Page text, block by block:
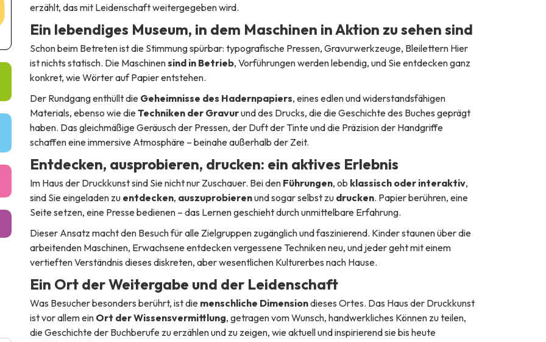
erzählt, das mit Leidenschaft weitergegeben wird.
Ein lebendiges Museum, in dem Maschinen in Aktion zu sehen sind
Schon beim Betreten ist die Stimmung spürbar: typografische Pressen, Gravurwerkzeuge, Bleilettern Hier
ist nichts statisch. Die Maschinensind in Betrieb, Vorführungen werden lebendig, und Sie entdecken ganz
konkret, wie Wörter auf Papier entstehen.
Der Rundgang enthüllt die Geheimnisse des Hadernpapiers, eines edlen und widerstandsfähigen
Materials, ebenso wie dieTechniken der Gravurund des Drucks, die die Geschichte des Buches geprägt
haben. Das gleichmäßige Geräusch der Pressen, der Duft der Tinte und die Präzision der Handgriffe
schaffen eine immersive Atmosphäre – beinahe außerhalb der Zeit.
Entdecken, ausprobieren, drucken: ein aktives Erlebnis
Im Haus der Druckkunst sind Sie nicht nur Zuschauer. Bei den Führungen, ob klassisch oder interaktiv,
sind Sie eingeladen zu entdecken, auszuprobierenund sogar selbst zu drucken. Papier berühren, eine
Seite setzen, eine Presse bedienen – das Lernen geschieht durch unmittelbare Erfahrung.
Dieser Ansatz macht den Besuch für alle Zielgruppen zugänglich und faszinierend. Kinder staunen über die
arbeitenden Maschinen, Erwachsene entdecken vergessene Techniken neu, und jeder geht mit einem
vertieften Verständnis dieses diskreten, aber wesentlichen Kulturerbes nach Hause.
Ein Ort der Weitergabe und der Leidenschaft
Was Besucher besonders berührt, ist die menschliche Dimensiondieses Ortes. Das Haus der Druckkunst
ist vor allem ein Ort der Wissensvermittlung, getragen vom Wunsch, handwerkliches Können zu teilen,
die Geschichte der Buchberufe zu erzählen und zu zeigen, wie aktuell und inspirierend sie bis heute